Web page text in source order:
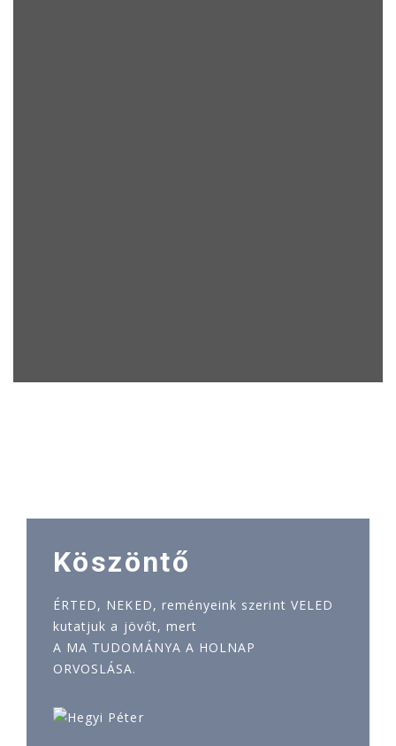
Köszöntő
ÉRTED, NEKED, reményeink szerint VELED
kutatjuk a jövőt, mert
A MA TUDOMÁNYA A HOLNAP
ORVOSLÁSA.